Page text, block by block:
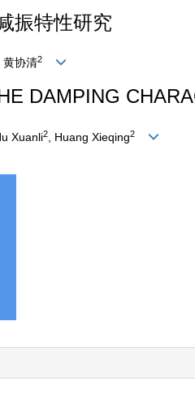
振特性研究
黄协清2
DAMPING
Xuanli2 , Huang Xieqing2